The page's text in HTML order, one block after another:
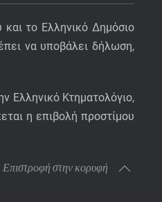
το Ελληνικό Δημόσιο
να υποβάλει δήλωση,
Ελληνικό Κτηματολόγιο,
η επιβολή προστίμου
Επιστροφή στην κορυφή